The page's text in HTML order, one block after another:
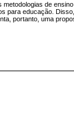
de
educação.
portanto, uma